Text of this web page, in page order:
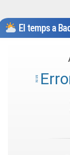
El temps a